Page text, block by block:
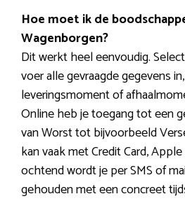
Hoe moet ik de
Wagenborgen?
Dit werkt heel eenvoudig.
voer alle gevraagde gegevens
leveringsmoment of
Online heb je toegang tot een
van Worst tot bijvoorbeeld
kan vaak met Credit Card,
ochtend wordt je per SMS of
gehouden met een concreet